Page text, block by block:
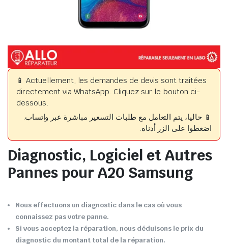
📱 Actuellement, les demandes de devis sont traitées
directement via WhatsApp. Cliquez sur le bouton ci-
dessous.
📱 حاليا، يتم التعامل مع طلبات التسعير مباشرة عبر واتساب.
اضغطوا على الزر أدناه.
Diagnostic, Logiciel et Autres
Pannes pour A20 Samsung
Nous effectuons un diagnostic dans le cas où vous
connaissez pas votre panne.
Si vous acceptez la réparation, nous déduisons le prix du
diagnostic du montant total de la réparation.